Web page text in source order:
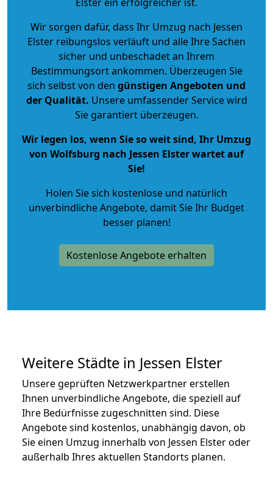
Wir sorgen dafür, dass Ihr Umzug nach Jessen
Elster reibungslos verläuft und alle Ihre Sachen
sicher und unbeschadet an Ihrem
Bestimmungsort ankommen. Überzeugen Sie
sich selbst von den günstigen Angeboten und
der Qualität. Unsere umfassender Service wird
Sie garantiert überzeugen.
Wir legen los, wenn Sie so weit sind, Ihr Umzug
von Wolfsburg nach Jessen Elster wartet auf
Sie!
Holen Sie sich kostenlose und natürlich
unverbindliche Angebote, damit Sie Ihr Budget
besser planen!
Kostenlose Angebote erhalten
Weitere Städte in Jessen Elster
Unsere geprüften Netzwerkpartner erstellen
Ihnen unverbindliche Angebote, die speziell auf
Ihre Bedürfnisse zugeschnitten sind. Diese
Angebote sind kostenlos, unabhängig davon, ob
Sie einen Umzug innerhalb von Jessen Elster oder
außerhalb Ihres aktuellen Standorts planen.